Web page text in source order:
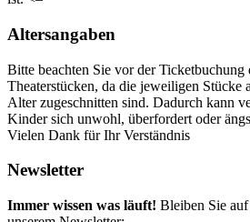
Altersangaben
Bitte beachten Sie vor der Ticketbuchung
Theaterstücken, da die jeweiligen Stücke
Alter zugeschnitten sind. Dadurch kann
Kinder sich unwohl, überfordert oder
Vielen Dank für Ihr Verständnis
Newsletter
Immer wissen was läuft! Bleiben Sie